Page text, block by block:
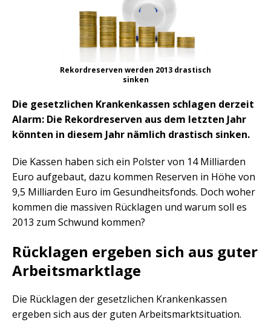
Rekordreserven werden 2013 drastisch
sinken
Die gesetzlichen Krankenkassen schlagen derzeit
Alarm: Die Rekordreserven aus dem letzten Jahr
könnten in diesem Jahr nämlich drastisch sinken.
Die Kassen haben sich ein Polster von 14 Milliarden
Euro aufgebaut, dazu kommen Reserven in Höhe von
9,5 Milliarden Euro im Gesundheitsfonds. Doch woher
kommen die massiven Rücklagen und warum soll es
2013 zum Schwund kommen?
Rücklagen ergeben sich aus guter
Arbeitsmarktlage
Die Rücklagen der gesetzlichen Krankenkassen
ergeben sich aus der guten Arbeitsmarktsituation.